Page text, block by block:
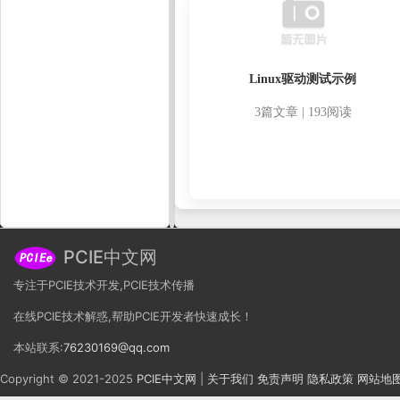
Linux驱动测试示例
3篇文章 | 193阅读
PCIE中文网
专注于PCIE技术开发,PCIE技术传播
在线PCIE技术解惑,帮助PCIE开发者快速成长！
本站联系:76230169@qq.com
Copyright © 2021-2025 PCIE中文网 关于我们 免责声明 隐私政策 网站地